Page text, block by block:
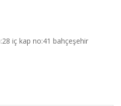
iç kap no:41 bahçeşehir